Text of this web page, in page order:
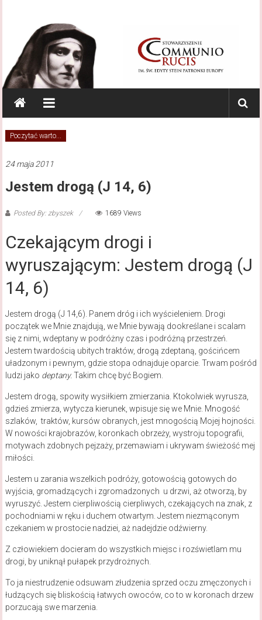
Communio Crucis
Centrum Kultury Duchowej
Poczytać warto...
24 maja 2011
Jestem drogą (J 14, 6)
Posted By: zbyszek 1689 Views
Czekającym drogi i
wyruszającym: Jestem drogą (J
14, 6)
Jestem drogą (J 14,6). Panem dróg i ich wyścieleniem. Drogi
początek we Mnie znajdują, we Mnie bywają dookreślane i scalam
się z nimi, wdeptany w podróżny czas i podróżną przestrzeń.
Jestem twardością ubitych traktów, drogą zdeptaną, gościńcem
uładzonym i pewnym, gdzie stopa odnajduje oparcie. Trwam pośród
ludzi jako deptany. Takim chcę być Bogiem.
Jestem drogą, spowity wysiłkiem zmierzania. Ktokolwiek wyrusza,
gdzieś zmierza, wytycza kierunek, wpisuje się we Mnie. Mnogość
szlaków, traktów, kursów obranych, jest mnogością Mojej hojności.
W nowości krajobrazów, koronkach obrzeży, wystroju topografii,
motywach zdobnych pejzaży, przemawiam i ukrywam świeżość mej
miłości.
Jestem u zarania wszelkich podróży, gotowością gotowych do
wyjścia, gromadzących i zgromadzonych u drzwi, aż otworzą, by
wyruszyć. Jestem cierpliwością cierpliwych, czekających na znak, z
pochodniami w ręku i duchem otwartym. Jestem niezmąconym
czekaniem w prostocie nadziei, aż nadejdzie odźwierny.
Z człowiekiem docieram do wszystkich miejsc i rozświetlam mu
drogi, by uniknął pułapek przydrożnych.
To ja niestrudzenie odsuwam złudzenia sprzed oczu zmęczonych i
łudzących się bliskością łatwych owoców, co to w koronach drzew
porzucają swe marzenia.